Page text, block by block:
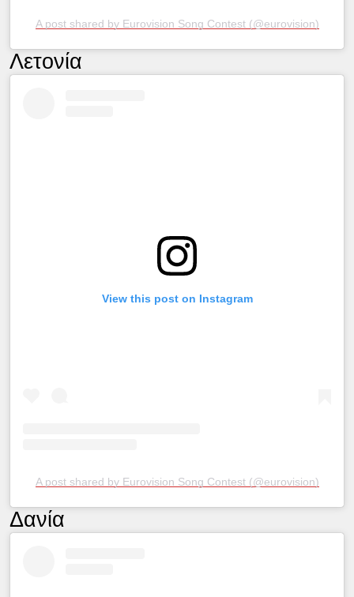
A post shared by Eurovision Song Contest (@eurovision)
Λετονία
View this post on Instagram
A post shared by Eurovision Song Contest (@eurovision)
Δανία